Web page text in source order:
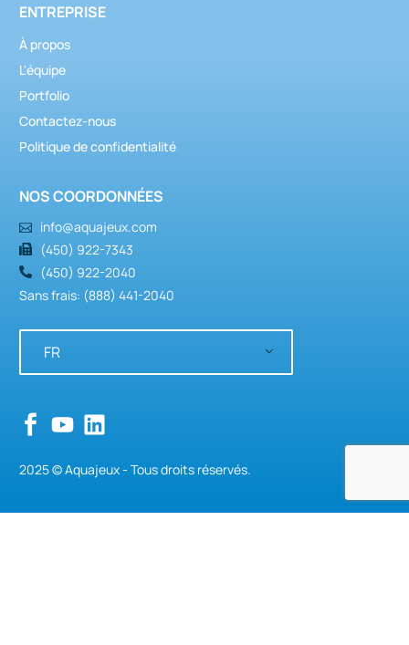
ENTREPRISE
À propos
L'équipe
Portfolio
Contactez-nous
Politique de confidentialité
NOS COORDONNÉES
info@aquajeux.com
(450) 922-7343
(450) 922-2040
Sans frais: (888) 441-2040
FR
2025 © Aquajeux - Tous droits réservés.